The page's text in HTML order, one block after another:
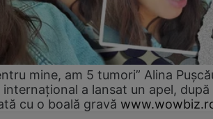
mine, am 5 tumori” Alina
a lansat un apel, după
cu o boală gravă